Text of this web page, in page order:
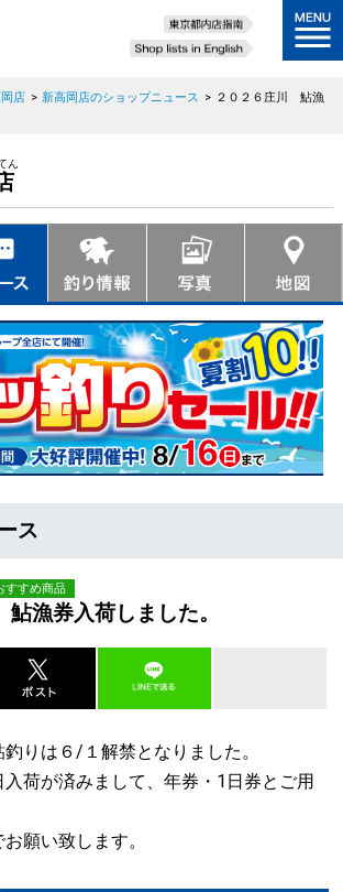
店 > 新高岡店のショップニュース > ２０２６庄川 鮎漁
ん
ス
すすめ商品
漁券入荷しました。
りは６/１解禁となりました。
荷が済みまして、年券・1日券とご用
願い致します。